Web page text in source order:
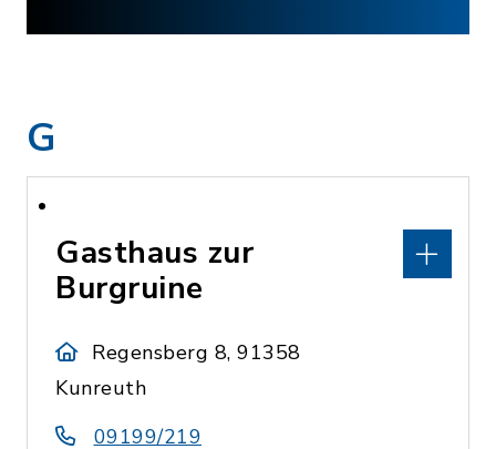
G
Gasthaus zur
Burgruine
Regensberg 8, 91358
Kunreuth
09199/219